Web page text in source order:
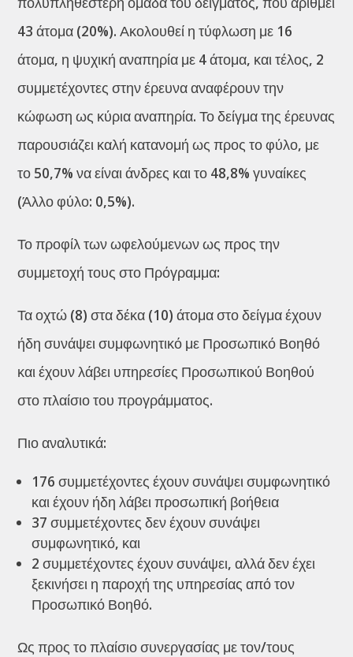
43 άτομα (20%). Ακολουθεί η τύφλωση με 16
άτομα, η ψυχική αναπηρία με 4 άτομα, και τέλος, 2
συμμετέχοντες στην έρευνα αναφέρουν την
κώφωση ως κύρια αναπηρία. Το δείγμα της έρευνας
παρουσιάζει καλή κατανομή ως προς το φύλο, με
το 50,7% να είναι άνδρες και το 48,8% γυναίκες
(Άλλο φύλο: 0,5%).
Το προφίλ των ωφελούμενων ως προς την
συμμετοχή τους στο Πρόγραμμα:
Τα οχτώ (8) στα δέκα (10) άτομα στο δείγμα έχουν
ήδη συνάψει συμφωνητικό με Προσωπικό Βοηθό
και έχουν λάβει υπηρεσίες Προσωπικού Βοηθού
στο πλαίσιο του προγράμματος.
Πιο αναλυτικά:
176 συμμετέχοντες έχουν συνάψει συμφωνητικό
και έχουν ήδη λάβει προσωπική βοήθεια
37 συμμετέχοντες δεν έχουν συνάψει
συμφωνητικό, και
2 συμμετέχοντες έχουν συνάψει, αλλά δεν έχει
ξεκινήσει η παροχή της υπηρεσίας από τον
Προσωπικό Βοηθό.
Ως προς το πλαίσιο συνεργασίας με τον/τους